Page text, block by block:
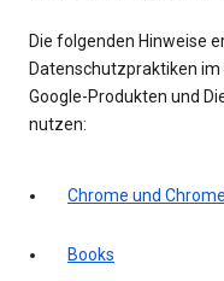
Die folgenden Hinweise
Datenschutzpraktiken
Google-Produkten und
nutzen:
Chrome und
Books